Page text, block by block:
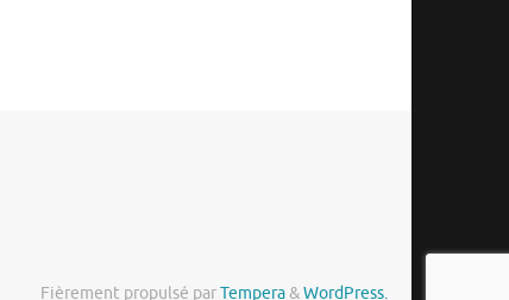
Fièrement propulsé parTempera&WordPress.